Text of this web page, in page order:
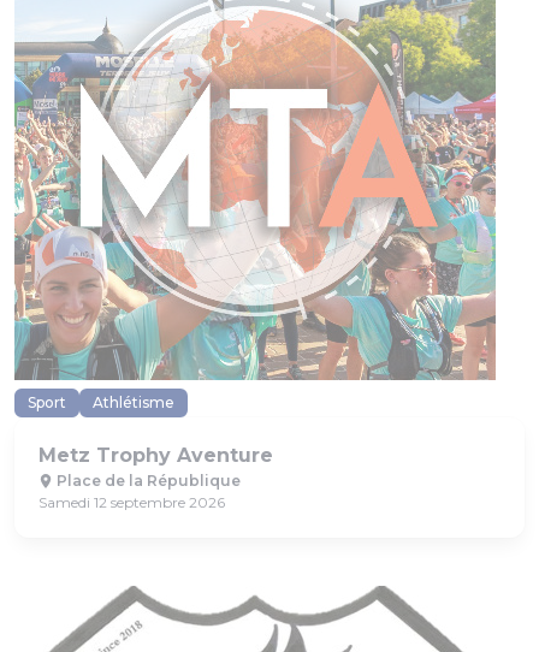
Sport Athlétisme
Metz Trophy Aventure
Place de la République
Samedi 12 septembre 2026